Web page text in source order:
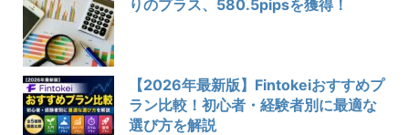
りのプラス、580.5pipsを獲得！
【2026年最新版】Fintokeiおすすめプ
ラン比較！初心者・経験者別に最適な
選び方を解説